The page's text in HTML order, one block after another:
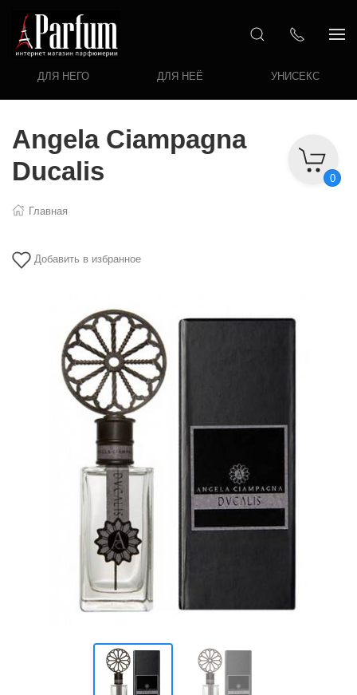
ДЛЯ НЕГО ДЛЯ НЕЁ УНИСЕКС
0
Angela Ciampagna
Ducalis
Главная
Добавить в избранное